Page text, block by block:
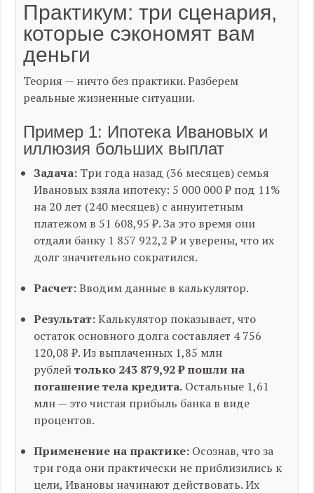
Практикум: три сценария,
которые сэкономят вам
деньги
Теория — ничто без практики. Разберем
реальные жизненные ситуации.
Пример 1: Ипотека Ивановых и
иллюзия больших выплат
Задача: Три года назад (36 месяцев) семья
Ивановых взяла ипотеку: 5 000 000 ₽ под 11%
на 20 лет (240 месяцев) с аннуитетным
платежом в 51 608,95 ₽. За это время они
отдали банку 1 857 922,2 ₽ и уверены, что их
долг значительно сократился.
Расчет:Вводим данные в калькулятор.
Результат:Калькулятор показывает, что
остаток основного долга составляет 4 756
120,08 ₽. Из выплаченных 1,85 млн
рублейтолько 243 879,92 ₽ пошли на
погашение тела кредита. Остальные 1,61
млн — это чистая прибыль банка в виде
процентов.
Применение на практике: Осознав, что за
три года они практически не приблизились к
цели, Ивановы начинают действовать. Их